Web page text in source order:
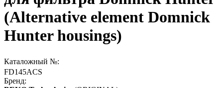
(Alternative element Domnick
Hunter housings)
Каталожный №:
FD145ACS
Бренд: